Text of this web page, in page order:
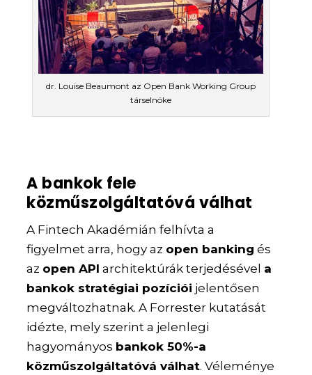
dr. Louise Beaumont az Open Bank Working Group
társelnöke
A bankok fele
közműszolgáltatóvá válhat
A Fintech Akadémián felhívta a
figyelmet arra, hogy az open banking és
az open API architektúrák terjedésével a
bankok stratégiai pozíciói jelentősen
megváltozhatnak. A Forrester kutatását
idézte, mely szerint a jelenlegi
hagyományos bankok 50%-a
közműszolgáltatóvá válhat. Véleménye